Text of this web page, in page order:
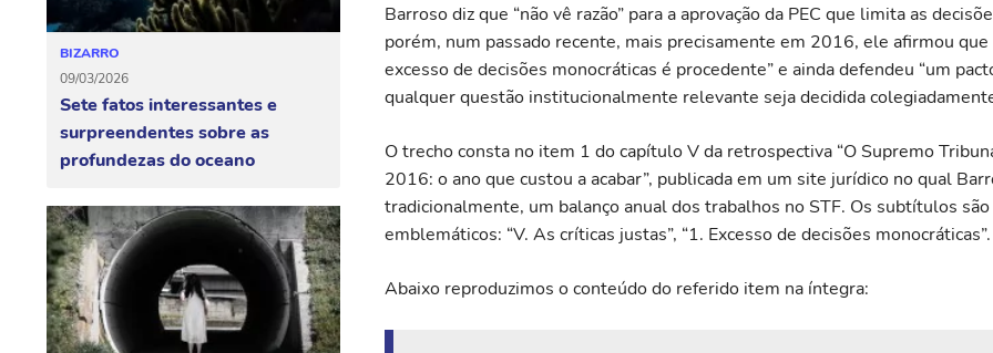
BIZARRO
09/03/2026
Sete fatos interessantes e
surpreendentes sobre as
profundezas do oceano
Barroso diz que “não vê razão” para a aprovação da PEC que limita as
porém, num passado recente, mais precisamente em 2016, ele afirmou que
excesso de decisões monocráticas é procedente” e ainda defendeu “um
qualquer questão institucionalmente relevante seja decidida
O trecho consta no item 1 do capítulo V da retrospectiva “O Supremo
2016: o ano que custou a acabar”, publicada em um site jurídico no qual
tradicionalmente, um balanço anual dos trabalhos no STF. Os subtítulos são
emblemáticos: “V. As críticas justas”, “1. Excesso de decisões monocráticas”.
Abaixo reproduzimos o conteúdo do referido item na íntegra: